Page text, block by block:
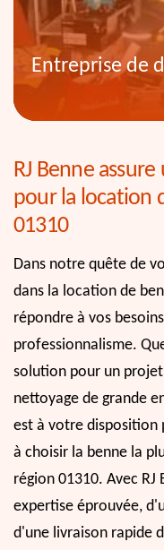
Entreprise de
RJ Benne
pour la location
01310
Dans notre quête de
dans la location de
répondre à vos
professionnalisme.
solution pour un
nettoyage de grande
est à votre disposition
à choisir la benne la
région 01310. Avec
expertise éprouvée,
d'une livraison rapide